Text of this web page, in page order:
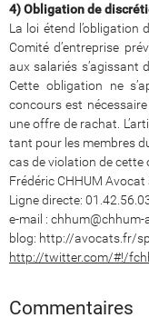
4) Obligation de
La loi étend l’obligation
Comité d’entreprise
aux salariés s’agissant
Cette obligation ne
concours est
une offre de rachat.
tant pour les membres
cas de violation de cette
Frédéric CHHUM
Ligne directe:
e-mail :
blog: http://avocats.fr/
http://twitter.com/#!/
Commentaires